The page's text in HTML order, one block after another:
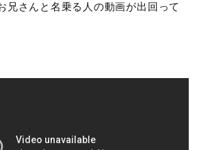
兄さんと名乗る人の動画が出回って